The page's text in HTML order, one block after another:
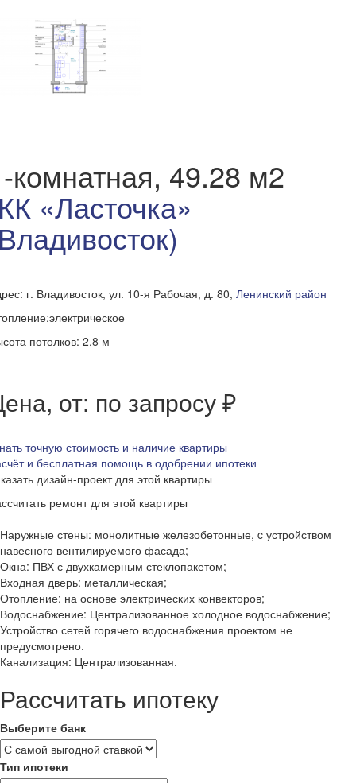
комнатная, 49.28 м2
«Ласточка»
г. Владивосток, ул. 10-я Рабочая, д. 80, Ленинский район
потолков: 2,8 м
от: по запросу ₽
точную стоимость и наличие квартиры
и бесплатная помощь в одобрении ипотеки
дизайн-проект для этой квартиры
ремонт для этой квартиры
Наружные стены: монолитные железобетонные, c устройством
навесного вентилируемого фасада;
Окна: ПВХ с двухкамерным стеклопакетом;
Входная дверь: металлическая;
Отопление: на основе электрических конвекторов;
Водоснабжение: Централизованное холодное водоснабжение;
Устройство сетей горячего водоснабжения проектом не
предусмотрено.
Канализация: Централизованная.
Рассчитать ипотеку
Выберите банк
Тип ипотеки